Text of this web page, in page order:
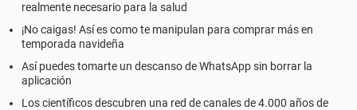
realmente necesario para la salud
¡No caigas! Así es como te manipulan para comprar más en
temporada navideña
Así puedes tomarte un descanso de WhatsApp sin borrar la
aplicación
Los científicos descubren una red de canales de 4.000 años de